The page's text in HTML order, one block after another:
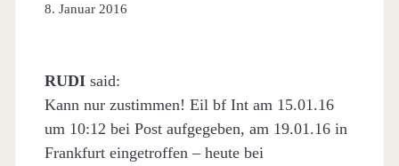
8. Januar 2016
RUDI said:
Kann nur zustimmen! Eil bf Int am 15.01.16
um 10:12 bei Post aufgegeben, am 19.01.16 in
Frankfurt eingetroffen – heute bei